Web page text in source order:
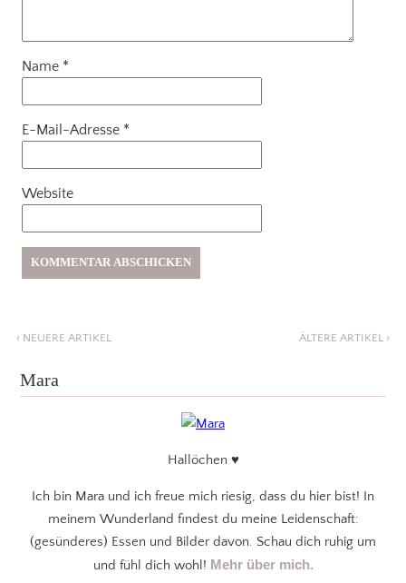
Name *
E-Mail-Adresse *
Website
‹ NEUERE ARTIKEL ÄLTERE ARTIKEL ›
Mara
Hallöchen ♥
Ich bin Mara und ich freue mich riesig, dass du hier bist! In
meinem Wunderland findest du meine Leidenschaft:
(gesünderes) Essen und Bilder davon. Schau dich ruhig um
und fühl dich wohl! Mehr über mich.